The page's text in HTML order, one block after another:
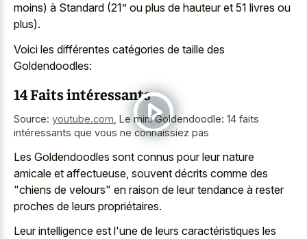
moins) à Standard (21” ou plus de hauteur et 51 livres ou
plus).
Voici les différentes catégories de taille des
Goldendoodles:
14 Faits intéressants
Source: youtube.com Le mini Goldendoodle: 14 faits
intéressants que vous ne connaissiez pas
Les Goldendoodles sont connus pour leur nature
amicale et affectueuse, souvent décrits comme des
"chiens de velours" en raison de leur tendance à rester
proches de leurs propriétaires.
Leur intelligence est l'une de leurs caractéristiques les